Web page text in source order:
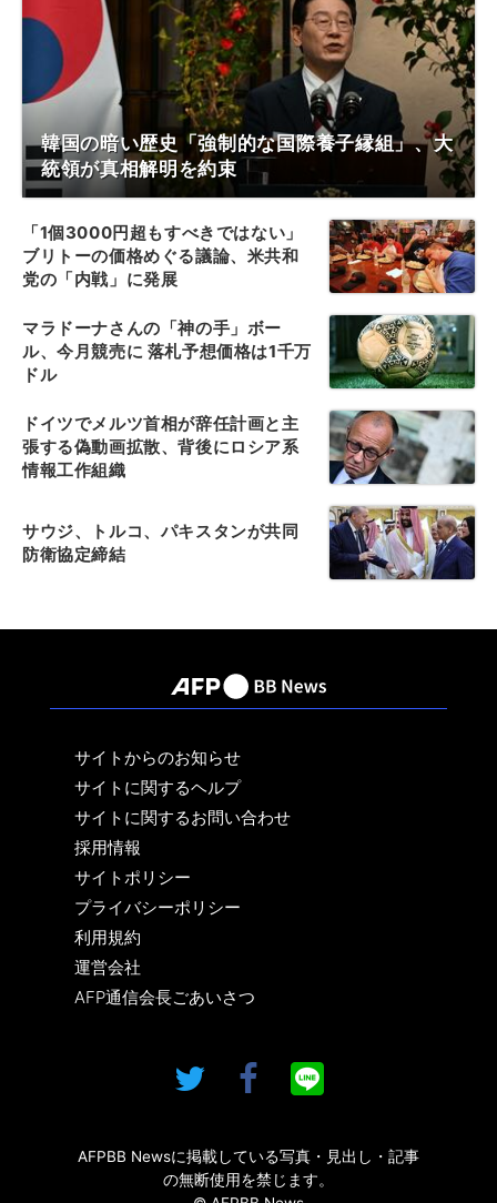
韓国の暗い歴史「強制的な国際養子縁組」、大
統領が真相解明を約束
「1個3000円超もすべきではない」
ブリトーの価格めぐる議論、米共和
党の「内戦」に発展
マラドーナさんの「神の手」ボー
ル、今月競売に 落札予想価格は1千万
ドル
ドイツでメルツ首相が辞任計画と主
張する偽動画拡散、背後にロシア系
情報工作組織
サウジ、トルコ、パキスタンが共同
防衛協定締結
サイトからのお知らせ
サイトに関するヘルプ
サイトに関するお問い合わせ
採用情報
サイトポリシー
プライバシーポリシー
利用規約
運営会社
AFP通信会長ごあいさつ
AFPBB Newsに掲載している写真・見出し・記事
の無断使用を禁じます。